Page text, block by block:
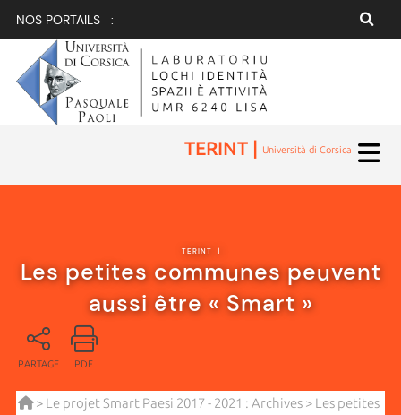
NOS PORTAILS :
TERINT | Università di Corsica
TERINT |
Les petites communes peuvent
aussi être « Smart »
PARTAGE PDF
> Le projet Smart Paesi 2017 - 2021 : Archives> Les petites